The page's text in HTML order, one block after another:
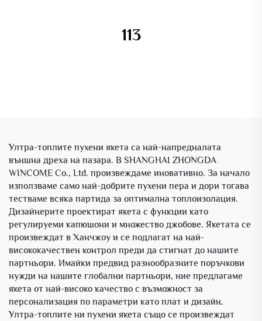
113
Ултра-топлите пухени якета са най-напредналата
външна дреха на пазара. В SHANGHAI ZHONGDA
WINCOME Co., Ltd. произвеждаме иновативно. За начало
използваме само най-добрите пухени пера и дори тогава
тестваме всяка партида за оптимална топлоизолация.
Дизайнерите проектират якета с функции като
регулируеми капюшони и множество джобове. Якетата се
произвеждат в Ханчжоу и се подлагат на най-
висококачествен контрол преди да стигнат до нашите
партньори. Имайки предвид разнообразните поръчкови
нужди на нашите глобални партньори, ние предлагаме
якета от най-високо качество с възможност за
персонализация по параметри като плат и дизайн.
Ултра-топлите ни пухени якета също се произвеждат